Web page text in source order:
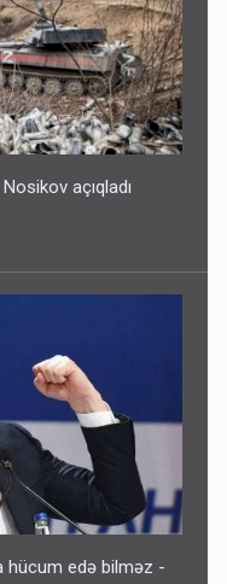
açıqladı
hücum edə bilməz -